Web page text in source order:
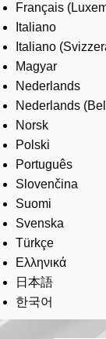
Français
Italiano
Italiano
Magyar
Nederlands
Nederlands
Norsk
Polski
Português
Slovenčina
Suomi
Svenska
Türkçe
Ελληνικά
日本語
한국어